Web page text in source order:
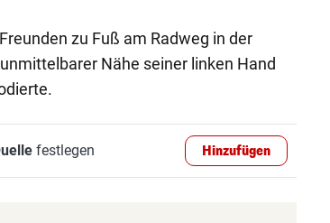
zu Fuß am Radweg in der
Nähe seiner linken Hand
festlegen Hinzufügen